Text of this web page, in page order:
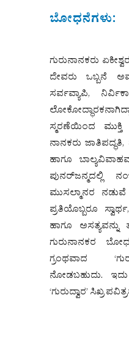
ಬೋಧನೆಗಳು:
ಗುರುನಾನಕರು
ದೇವರು ಒಬ್ಬನೆ
ಸರ್ವವ್ಯಾಪಿ,
ಸ್ಮರಣೆಯಿಂದ ಮುಕ್ತಿ
ನಾನಕರು
ಹಾಗೂ
ಪುನರ್‌ಜನ್ಮದಲ್ಲಿ
ಮುಸಲ್ಮಾನರ
ಪ್ರತಿಯೊಬ್ಬರೂ
ಹಾಗೂ ಅಸತ್ಯವನ್ನು
ಗುರುನಾನಕರ
ಗ್ರಂಥವಾದ
ನೋಡಬಹುದು.
‘ಗುರುದ್ವಾರ’ ಸಿಖ್ರ